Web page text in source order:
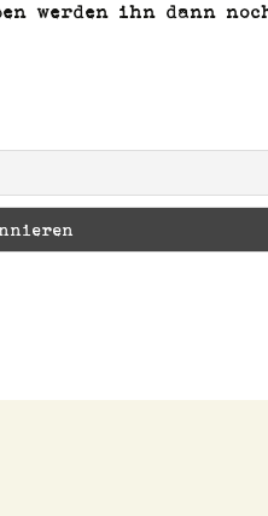
wer­den ihn dann